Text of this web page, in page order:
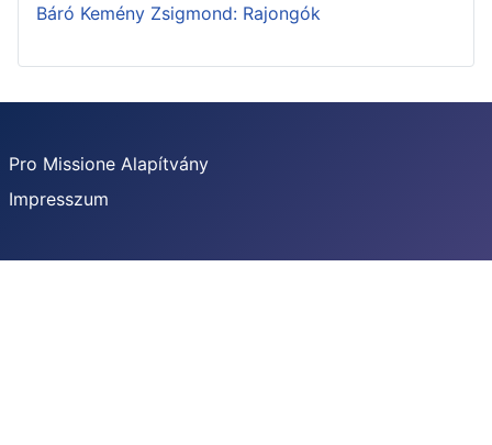
Báró Kemény Zsigmond: Rajongók
Pro Missione Alapítvány
Impresszum